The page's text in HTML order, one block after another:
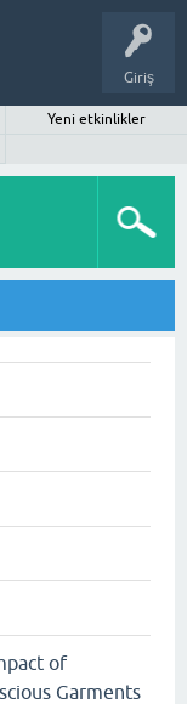
Giriş
Yeni etkinlikler
of
Garments